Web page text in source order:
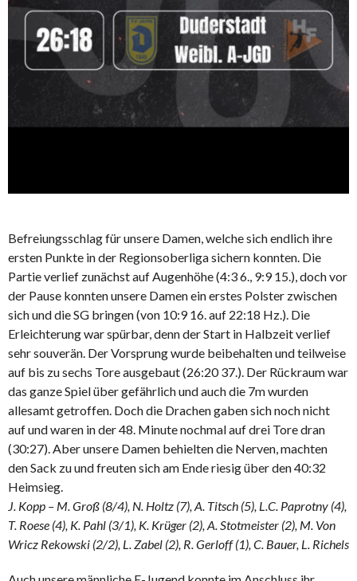
Befreiungsschlag für unsere Damen, welche sich endlich ihre
ersten Punkte in der Regionsoberliga sichern konnten. Die
Partie verlief zunächst auf Augenhöhe (4:3 6., 9:9 15.), doch vor
der Pause konnten unsere Damen ein erstes Polster zwischen
sich und die SG bringen (von 10:9 16. auf 22:18 Hz.). Die
Erleichterung war spürbar, denn der Start in Halbzeit verlief
sehr souverän. Der Vorsprung wurde beibehalten und teilweise
auf bis zu sechs Tore ausgebaut (26:20 37.). Der Rückraum war
das ganze Spiel über gefährlich und auch die 7m wurden
allesamt getroffen. Doch die Drachen gaben sich noch nicht
auf und waren in der 48. Minute nochmal auf drei Tore dran
(30:27). Aber unsere Damen behielten die Nerven, machten
den Sack zu und freuten sich am Ende riesig über den 40:32
Heimsieg.
J. Kopp – M. Groß (8/4), N. Holtz (7), A. Titsch (5), L.C. Paprotny (4),
T. Roese (4), K. Pahl (3/1), K. Krüger (2), A. Stotmeister (2), M. Von
Wricz Rekowski (2/2), L. Zabel (2), R. Gerloff (1), C. Bauer, L. Richels